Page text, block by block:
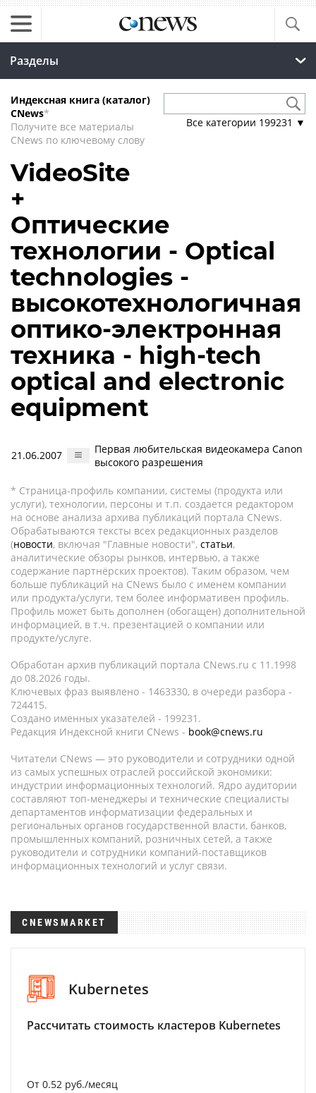
Разделы
Индексная книга (каталог)
CNews*
Получите все материалы
CNews по ключевому слову
Все категории 199231 ▼
VideoSite
+
Оптические
технологии - Optical
technologies -
высокотехнологичная
оптико-электронная
техника - high-tech
optical and electronic
equipment
21.06.2007
Первая любительская видеокамера Canon
высокого разрешения
* Страница-профиль компании, системы (продукта или
услуги), технологии, персоны и т.п. создается редактором
на основе анализа архива публикаций портала CNews.
Обрабатываются тексты всех редакционных разделов
(новости, включая "Главные новости", статьи,
аналитические обзоры рынков, интервью, а также
содержание партнёрских проектов). Таким образом, чем
больше публикаций на CNews было с именем компании
или продукта/услуги, тем более информативен профиль.
Профиль может быть дополнен (обогащен) дополнительной
информацией, в т.ч. презентацией о компании или
продукте/услуге.
Обработан архив публикаций портала CNews.ru c 11.1998
до 08.2026 годы.
Ключевых фраз выявлено - 1463330, в очереди разбора -
724415.
Создано именных указателей - 199231.
Редакция Индексной книги CNews - book@cnews.ru
Читатели CNews — это руководители и сотрудники одной
из самых успешных отраслей российской экономики:
индустрии информационных технологий. Ядро аудитории
составляют топ-менеджеры и технические специалисты
департаментов информатизации федеральных и
региональных органов государственной власти, банков,
промышленных компаний, розничных сетей, а также
руководители и сотрудники компаний-поставщиков
информационных технологий и услуг связи.
CNEWSMARKET
Kubernetes
Рассчитать стоимость кластеров Kubernetes
От 0.52 руб./месяц